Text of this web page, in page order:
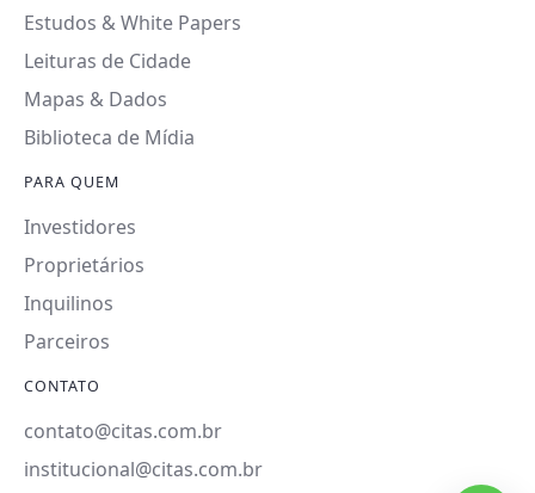
Estudos & White Papers
Leituras de Cidade
Mapas & Dados
Biblioteca de Mídia
PARA QUEM
Investidores
Proprietários
Inquilinos
Parceiros
CONTATO
contato@citas.com.br
institucional@citas.com.br